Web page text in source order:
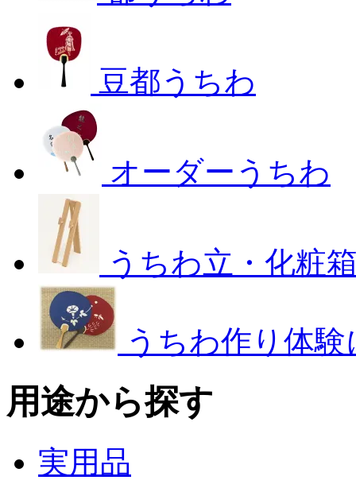
豆都うちわ
オーダーうちわ
うちわ立・化粧
うちわ作り体
用途から探す
実用品